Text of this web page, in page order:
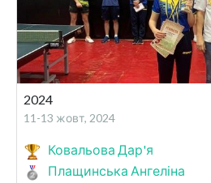
2024
11-13 жовт, 2024
Ковальова Дар'я
Плащинська Ангеліна